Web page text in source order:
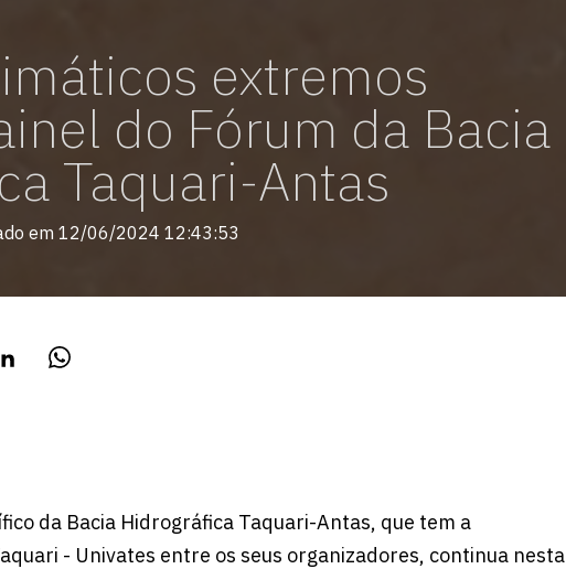
extremos
do Fórum da Bacia
Taquari-Antas
em 12/06/2024 12:43:53
da Bacia Hidrográfica Taquari-Antas, que tem a
- Univates entre os seus organizadores, continua nesta